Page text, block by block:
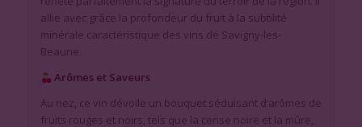
allie avec grâce la profondeur du fruit à la subtilité
minérale caractéristique des vins de Savigny-les-
Beaune.
Arômes et Saveurs
Au nez, ce vin dévoile un bouquet séduisant d’arômes de
fruits rouges et noirs, tels que la cerise noire et la mûre,